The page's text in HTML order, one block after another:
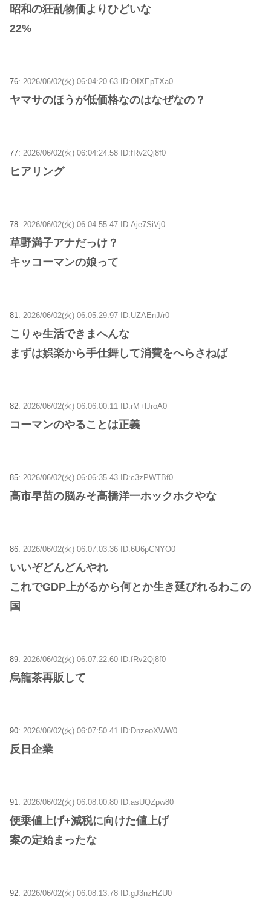
昭和の狂乱物価よりひどいな
22%
76: 2026/06/02(火) 06:04:20.63 ID:OIXEpTXa0
ヤマサのほうが低価格なのはなぜなの？
77: 2026/06/02(火) 06:04:24.58 ID:fRv2Qj8f0
ヒアリング
78: 2026/06/02(火) 06:04:55.47 ID:Aje7SiVj0
草野満子アナだっけ？
キッコーマンの娘って
81: 2026/06/02(火) 06:05:29.97 ID:UZAEnJ/r0
こりゃ生活できまへんな
まずは娯楽から手仕舞して消費をへらさねば
82: 2026/06/02(火) 06:06:00.11 ID:rM+lJroA0
コーマンのやることは正義
85: 2026/06/02(火) 06:06:35.43 ID:c3zPWTBf0
高市早苗の脳みそ高橋洋一ホックホクやな
86: 2026/06/02(火) 06:07:03.36 ID:6U6pCNYO0
いいぞどんどんやれ
これでGDP上がるから何とか生き延びれるわこの
国
89: 2026/06/02(火) 06:07:22.60 ID:fRv2Qj8f0
烏龍茶再販して
90: 2026/06/02(火) 06:07:50.41 ID:DnzeoXWW0
反日企業
91: 2026/06/02(火) 06:08:00.80 ID:asUQZpw80
便乗値上げ+減税に向けた値上げ
案の定始まったな
92: 2026/06/02(火) 06:08:13.78 ID:gJ3nzHZU0